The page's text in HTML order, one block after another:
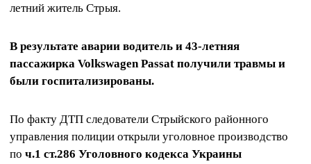
летний житель Стрыя.
В результате аварии водитель и 43-летняя
пассажирка Volkswagen Passat получили травмы и
были госпитализированы.
По факту ДТП следователи Стрыйского районного
управления полиции открыли уголовное производство
по ч.1 ст.286 Уголовного кодекса Украины